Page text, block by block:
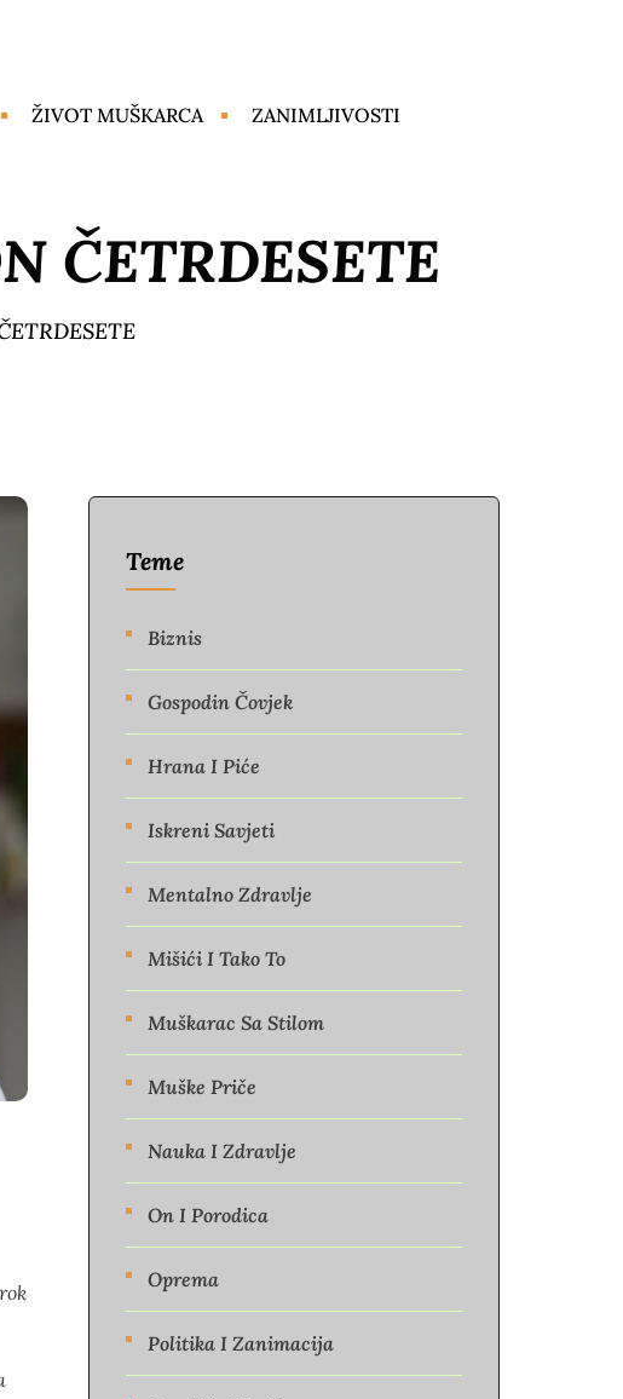
ŽIVOT MUŠKARCA ZANIMLJIVOSTI
ČETRDESETE
Teme
Biznis
Gospodin Čovjek
Hrana I Piće
Iskreni Savjeti
Mentalno Zdravlje
Mišići I Tako To
Muškarac Sa Stilom
Muške Priče
Nauka I Zdravlje
On I Porodica
Oprema
Politika I Zanimacija